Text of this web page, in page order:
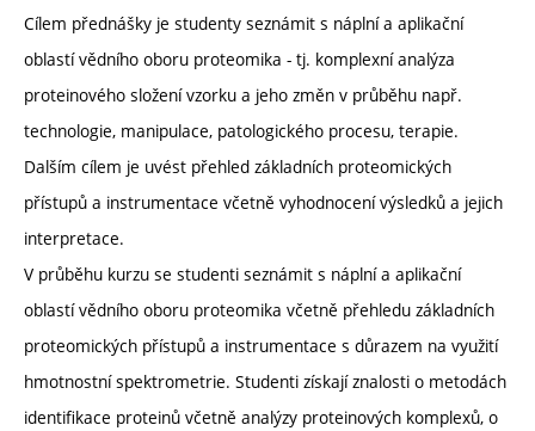
Cílem přednášky je studenty seznámit s náplní a aplikační
oblastí vědního oboru proteomika - tj. komplexní analýza
proteinového složení vzorku a jeho změn v průběhu např.
technologie, manipulace, patologického procesu, terapie.
Dalším cílem je uvést přehled základních proteomických
přístupů a instrumentace včetně vyhodnocení výsledků a jejich
interpretace.
V průběhu kurzu se studenti seznámit s náplní a aplikační
oblastí vědního oboru proteomika včetně přehledu základních
proteomických přístupů a instrumentace s důrazem na využití
hmotnostní spektrometrie. Studenti získají znalosti o metodách
identifikace proteinů včetně analýzy proteinových komplexů, o